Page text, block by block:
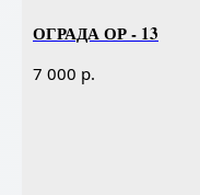
ОГРАДА ОР - 13
7 000 р.